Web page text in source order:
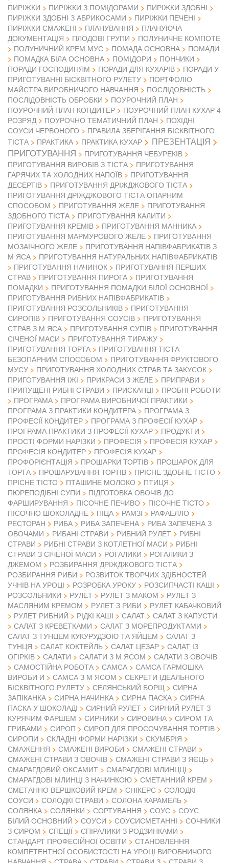
ПИРІЖКИ
ПИРІЖКИ З ПОМІДОРАМИ
ПИРІЖКИ ЗДОБНІ
ПИРІЖКИ ЗДОБНІ З АБРИКОСАМИ
ПИРІЖКИ ПЕЧЕНІ
ПИРІЖКИ СМАЖЕНІ
ПЛАНУВАННЯ
ПЛАНУЮЧА
ДОКУМЕНТАЦІЯ
ПЛОДОВІ ГРУПИ
ПОЛУНИЧНЕ КОМПОТЕ
ПОЛУНИЧНИЙ КРЕМ МУС
ПОМАДА ОСНОВНА
ПОМАДИ
ПОМАДКА БІЛА ОСНОВНА
ПОМІДОРИ
ПОНЧИКИ
ПОРАДИ ГОСПОДИНЯМ
ПОРАДИ ДЛЯ КУХАРІВ
ПОРАДИ У
ПРИГОТУВАННІ БІСКВІТНОГО РУЛЕТУ
ПОРТФОЛІО
МАЙСТРА ВИРОБНИЧОГО НАВЧАННЯ
ПОСЛІДОВНІСТЬ
ПОСЛІДОВНІСТЬ ОБРОБКИ
ПОУРОЧНИЙ ПЛАН
ПОУРОЧНИЙ ПЛАН КОНДИТЕР
ПОУРОЧНИЙ ПЛАН КУХАР 4
РОЗРЯД
ПОУРОЧНО ТЕМАТИЧНИЙ ПЛАН
ПОХІДНІ
СОУСИ ЧЕРВОНОГО
ПРАВИЛА ЗБЕРІГАННЯ БІСКВІТНОГО
ТІСТА
ПРАКТИКА ПРАКТИКА КУХАР
ПРЕЗЕНТАЦІЯ
ПРИГОТУВАННЯ
ПРИГОТУВАННЯ ЧЕБУРЕКІВ
ПРИГОТУВАННЯ ВИРОБІВ З ТІСТА
ПРИГОТУВАННЯ
ГАРЯЧИХ ТА ХОЛОДНИХ НАПОЇВ
ПРИГОТУВАННЯ
ДЕСЕРТІВ
ПРИГОТУВАННЯ ДРІЖДЖОВОГО ТІСТА
ПРИГОТУВАННЯ ДРІЖДЖОВОГО ТІСТА ОПАРНИМ
СПОСОБОМ
ПРИГОТУВАННЯ ЖЕЛЕ
ПРИГОТУВАННЯ
ЗДОБНОГО ТІСТА
ПРИГОТУВАННЯ КАЛИТИ
ПРИГОТУВАННЯ КРЕМІВ
ПРИГОТУВАННЯ МАННИКА
ПРИГОТУВАННЯ МАРМУРОВОГО ЖЕЛЕ
ПРИГОТУВАННЯ
МОЗАІЧНОГО ЖЕЛЕ
ПРИГОТУВАННЯ НАПІВФАБРИКАТІВ З
М ЯСА
ПРИГОТУВАННЯ НАТУРАЛЬНИХ НАПІВФАБРИКАТІВ
ПРИГОТУВАННЯ НАЧИНОК
ПРИГОТУВАННЯ ПЕРШИХ
СТРАВ
ПРИГОТУВАННЯ ПИРОГА
ПРИГОТУВАННЯ
ПОМАДКИ
ПРИГОТУВАННЯ ПОМАДКИ БІЛОЇ ОСНОВНОЇ
ПРИГОТУВАННЯ РИБНИХ НАПІВФАБРИКАТІВ
ПРИГОТУВАННЯ РОЗСОЛЬНИКІВ
ПРИГОТУВАННЯ
СИРОПІВ
ПРИГОТУВАННЯ СОУСІВ
ПРИГОТУВАННЯ
СТРАВ З М ЯСА
ПРИГОТУВАННЯ СУПІВ
ПРИГОТУВАННЯ
СІЧЕНОЇ МАСИ
ПРИГОТУВАННЯ ТИРАЖУ
ПРИГОТУВАННЯ ТОРТА
ПРИГОТУВАННЯ ТІСТА
БЕЗОПАРНИМ СПОСОБОМ
ПРИГОТУВАННЯ ФРУКТОВОГО
МУСУ
ПРИГОТУВАННЯ ХОЛОДНИХ СТРАВ ТА ЗАКУСОК
ПРИГОТУВАННЯ ІЖІ
ПРИКРАСИ З ЖЕЛЕ
ПРИПРАВИ
ПРИПУЩЕНІ РИБНІ СТРАВИ
ПРИСКАНЦІ
ПРОБНІ РОБОТИ
ПРОГРАМА
ПРОГРАМА ВИРОБНИЧОЇ ПРАКТИКИ
ПРОГРАМА З ПРАКТИКИ КОНДИТЕРА
ПРОГРАМА З
ПРОФЕСІЇ КОНДИТЕР
ПРОГРАМА З ПРОФЕСІЇ КУХАР
ПРОГРАМА ПРАКТИКИ З ПРОФЕСІЇ КУХАР
ПРОДУКТИ
ПРОСТІ ФОРМИ НАРІЗКИ
ПРОФЕСІЯ
ПРОФЕСІЯ КУХАР
ПРОФЕСІЯ КОНДИТЕР
ПРОФЕСІЯ КУХАР
ПРОФОРІЄНТАЦІЯ
ПРОШАРКИ ТОРТІВ
ПРОШАРОК ДЛЯ
ТОРТА
ПРОШАРУВАННЯ ТОРТІВ
ПРІСНЕ ЗДОБНЕ ТІСТО
ПРІСНЕ ТІСТО
ПТАШИНЕ МОЛОКО
ПТИЦЯ
ПЮРЕПОДІБНІ СУПИ
ПІДГОТОВКА ОВОЧІВ ДО
ФАРШИРУВАННЯ
ПІСОЧНЕ ПЕЧИВО
ПІСОЧНЕ ТІСТО
ПІСОЧНО ШОКОЛАДНЕ
ПІЦА РАМЗІ
РАФАЕЛЛО
РЕСТОРАН
РИБА РИБА ЗАПЕЧЕНА
РИБА ЗАПЕЧЕНА З
ОВОЧАМИ
РИБАНІ СТРАВИ РИБНИЙ РУЛЕТ
РИБНІ
СТРАВИ
РИБНІ СТРАВИ З КОТЛЕТНОЇ МАСИ
РИБНІ
СТРАВИ З СІЧЕНОЇ МАСИ
РОГАЛИКИ
РОГАЛИКИ З
ДЖЕМОМ
РОЗБИРАННЯ ДРІЖДЖОВОГО ТІСТА
РОЗБИРАННЯ РИБИ
РОЗВИТОК ТВОРЧИХ ЗДІБНОСТЕЙ
УЧНІВ НА УРОЦІ
РОЗРОБКА УРОКУ
РОЗСИПЧАСТІ КАШІ
РОЗСОЛЬНИКИ
РУЛЕТ РУЛЕТ З МАКОМ
РУЛЕТ З
МАСЛЯНИМ КРЕМОМ
РУЛЕТ З РИБИ
РУЛЕТ КАБАЧКОВИЙ
РУЛЕТ РИБНИЙ
РІДКІ КАШІ САЛАТ
САЛАТ З КАПУСТИ
САЛАТ З КРЕВЕТКАМИ
САЛАТ З МОРЕПРОДУКТАМИ
САЛАТ З ТУНЦЕМ КУКУРУДЗОЮ ТА ЯЙЦЕМ
САЛАТ З
ТУНЦЯ
САЛАТ КОКТЕЙЛЬ САЛАТ ЦЕЗАР
САЛАТ ІЗ
ОГІРКІВ
САЛАТИ САЛАТИ З М ЯСОМ
САЛАТИ З ОВОЧІВ
САМОСТІЙНА РОБОТА
САМСА
САМСА ГАРМОШКА
ВИРОБИ И
САМСА З М ЯСОМ
СЕКРЕТИ ІДЕАЛЬНОГО
БІСКВІТНОГО РУЛЕТУ
СЕЛЯНСЬКИЙ БОРЩ
СИРНА
ЗАПІКАНКА
СИРНА НАЧИНКА СИРНА ПАСКА
СИРНА
ПАСКА У ШОКОЛАДІ
СИРНИЙ РУЛЕТ
СИРНИЙ РУЛЕТ З
КУРЯЧИМ ФАРШЕМ
СИРНИКИ СИРОВИНА
СИРОМ ТА
ГРИБАМИ
СИРОП
СИРОП ДЛЯ ПРОСОЧУВАННЯ ТОРТІВ
СИРОПИ
СКЛАДНІ ФОРМИ НАРІЗКИ
СКУМБРІЯ
СМАЖЕННЯ
СМАЖЕНІ ВИРОБИ
СМАЖЕНІ СТРАВИ
СМАЖЕНІ СТРАВИ З ОВОЧІВ
СМАЖЕНІ СТРАВИ З ЯЄЦЬ
СМАРАГДОВИЙ ОКСАМИТ
СМАРАГДОВІ МЛИНЦЦІ
СМАРАГДОВІ МЛИНЦІ З НАЧИНКОЮ
СМЕТАННИЙ КРЕМ
СМЕТАННО ВЕРШКОВИЙ КРЕМ
СНІКЕРС
СОЛОДКІ
СОУСИ
СОЛОДКІ СТРАВИ
СОЛОНА КАРАМЕЛЬ
СОЛЯНКА
СОЛЯНКИ СОРТУВАННЯ СОУС
СОУС
БІЛИЙ ОСНОВНИЙ
СОУСИ СОУСИСМЕТАННІ
СОЧНИКИ
З СИРОМ
СПЕЦІЇ
СПІРАЛИКИ З РОДЗИНКАМИ
СТАНДАРТ ПРОФЕСІЙНОЇ ОСВІТИ
СТАНОВЛЕННЯ
КОМПЕТЕНТНОЇ ОСОБИСТОСТІ НА УРОЦІ ВИРОБНИЧОГО